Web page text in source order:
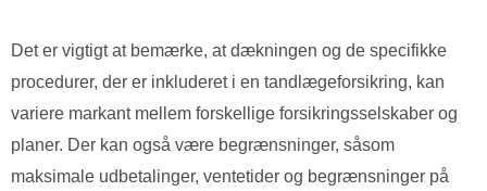
Det er vigtigt at bemærke, at dækningen og de specifikke
procedurer, der er inkluderet i en tandlægeforsikring, kan
variere markant mellem forskellige forsikringsselskaber og
planer. Der kan også være begrænsninger, såsom
maksimale udbetalinger, ventetider og begrænsninger på